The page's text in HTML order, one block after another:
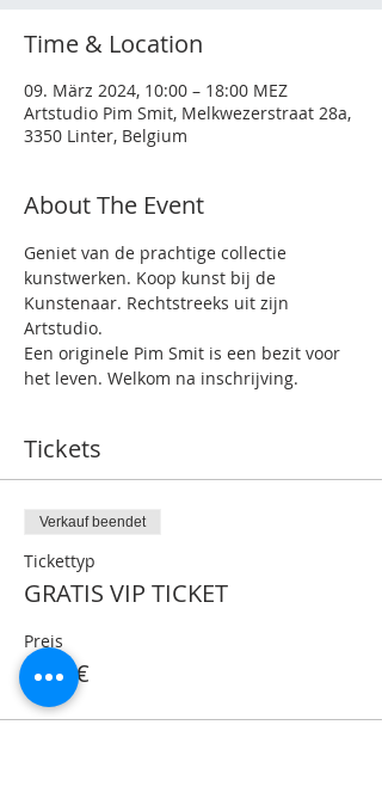
Time & Location
09. März 2024, 10:00 – 18:00 MEZ
Artstudio Pim Smit, Melkwezerstraat 28a,
3350 Linter, Belgium
About The Event
Geniet van de prachtige collectie
kunstwerken. Koop kunst bij de
Kunstenaar. Rechtstreeks uit zijn
Artstudio.
Een originele Pim Smit is een bezit voor
het leven. Welkom na inschrijving.
Tickets
Verkauf beendet
Tickettyp
GRATIS VIP TICKET
Preis
0,00 €